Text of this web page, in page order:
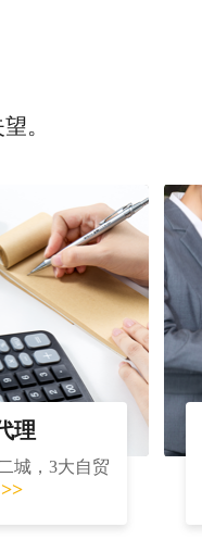
。
理
城，3大自贸
>>